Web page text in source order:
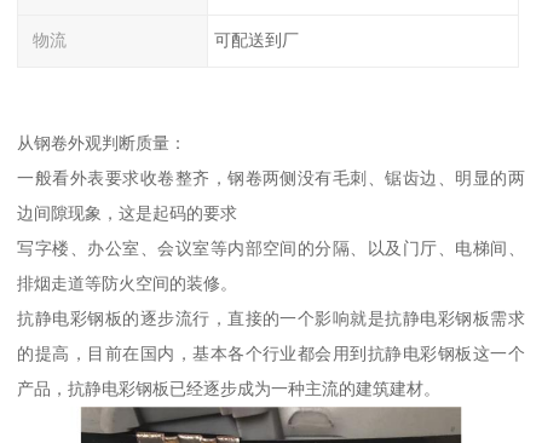
物流 可配送到厂
从钢卷外观判断质量：
一般看外表要求收卷整齐，钢卷两侧没有毛刺、锯齿边、明显的两
边间隙现象，这是起码的要求
写字楼、办公室、会议室等内部空间的分隔、以及门厅、电梯间、
排烟走道等防火空间的装修。
抗静电彩钢板的逐步流行，直接的一个影响就是抗静电彩钢板需求
的提高，目前在国内，基本各个行业都会用到抗静电彩钢板这一个
产品，抗静电彩钢板已经逐步成为一种主流的建筑建材。